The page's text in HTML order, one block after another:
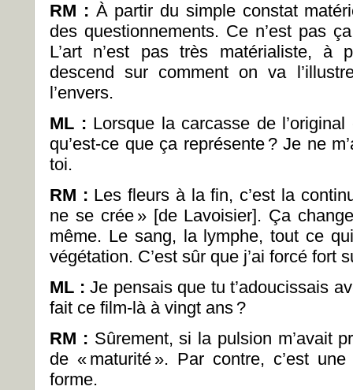
RM : À partir du simple constat
des questionnements. Ce n’est pas
L’art n’est pas très matérialiste, à
descend sur comment on va
l’envers.
ML : Lorsque la carcasse de
qu’est-ce que ça représente ? Je ne
toi.
RM : Les fleurs à la fin, c’est la
ne se crée » [de Lavoisier]. Ça
même. Le sang, la lymphe, tout ce
végétation. C’est sûr que j’ai forcé fort
ML : Je pensais que tu t’adoucissais
fait ce film-là à vingt ans ?
RM : Sûrement, si la pulsion m’avait
de « maturité ». Par contre, c’est
forme.